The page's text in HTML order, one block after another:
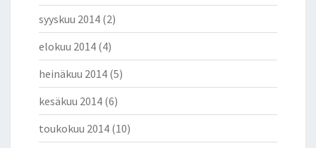
syyskuu 2014 (2)
elokuu 2014 (4)
heinäkuu 2014 (5)
kesäkuu 2014 (6)
toukokuu 2014 (10)